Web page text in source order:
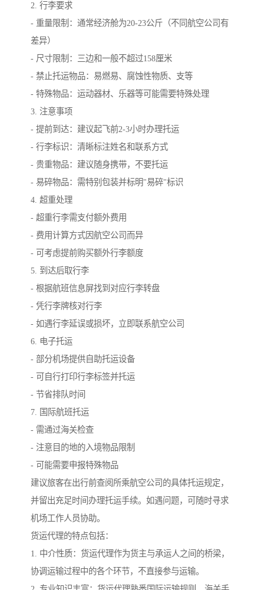
2. 行李要求
- 重量限制：通常经济舱为20-23公斤（不同航空公司有
差异）
- 尺寸限制：三边和一般不超过158厘米
- 禁止托运物品：易燃易、腐蚀性物质、支等
- 特殊物品：运动器材、乐器等可能需要特殊处理
3. 注意事项
- 提前到达：建议起飞前2-3小时办理托运
- 行李标识：清晰标注姓名和联系方式
- 贵重物品：建议随身携带，不要托运
- 易碎物品：需特别包装并标明"易碎"标识
4. 超重处理
- 超重行李需支付额外费用
- 费用计算方式因航空公司而异
- 可考虑提前购买额外行李额度
5. 到达后取行李
- 根据航班信息屏找到对应行李转盘
- 凭行李牌核对行李
- 如遇行李延误或损坏，立即联系航空公司
6. 电子托运
- 部分机场提供自助托运设备
- 可自行打印行李标签并托运
- 节省排队时间
7. 国际航班托运
- 需通过海关检查
- 注意目的地的入境物品限制
- 可能需要申报特殊物品
建议旅客在出行前查阅所乘航空公司的具体托运规定，
并留出充足时间办理托运手续。如遇问题，可随时寻求
机场工作人员协助。
货运代理的特点包括：
1. 中介性质：货运代理作为货主与承运人之间的桥梁，
协调运输过程中的各个环节，不直接参与运输。